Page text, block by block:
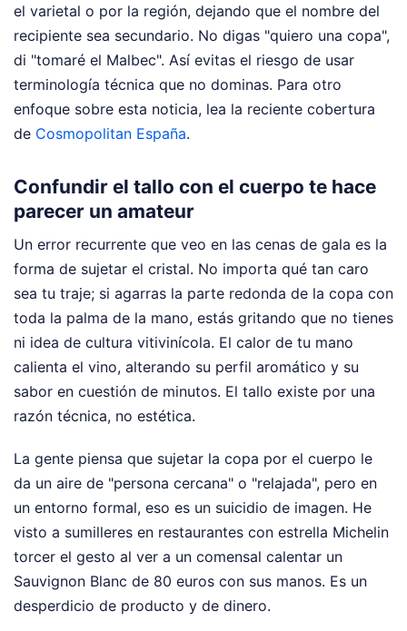
el varietal o por la región, dejando que el nombre del
recipiente sea secundario. No digas "quiero una copa",
di "tomaré el Malbec". Así evitas el riesgo de usar
terminología técnica que no dominas. Para otro
enfoque sobre esta noticia, lea la reciente cobertura
de Cosmopolitan España.
Confundir el tallo con el cuerpo te hace
parecer un amateur
Un error recurrente que veo en las cenas de gala es la
forma de sujetar el cristal. No importa qué tan caro
sea tu traje; si agarras la parte redonda de la copa con
toda la palma de la mano, estás gritando que no tienes
ni idea de cultura vitivinícola. El calor de tu mano
calienta el vino, alterando su perfil aromático y su
sabor en cuestión de minutos. El tallo existe por una
razón técnica, no estética.
La gente piensa que sujetar la copa por el cuerpo le
da un aire de "persona cercana" o "relajada", pero en
un entorno formal, eso es un suicidio de imagen. He
visto a sumilleres en restaurantes con estrella Michelin
torcer el gesto al ver a un comensal calentar un
Sauvignon Blanc de 80 euros con sus manos. Es un
desperdicio de producto y de dinero.